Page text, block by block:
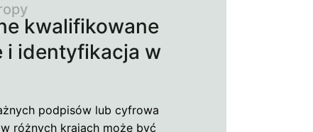
kwalifikowane
i identyfikacja w
podpisów lub cyfrowa
różnych krajach może być